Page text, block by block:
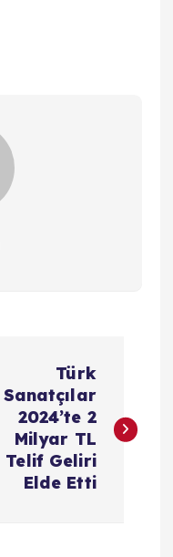
Türk
Sanatçılar
2024’te 2
Milyar TL
Telif Geliri
Elde Etti